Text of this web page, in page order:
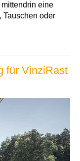
eine
Tauschen oder
für VinziRast